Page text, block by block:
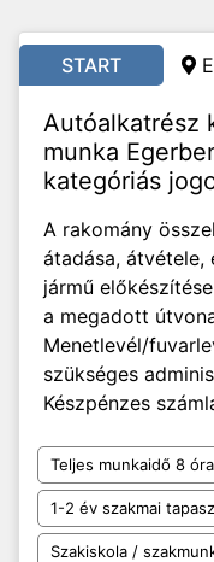
START
Autóalkatrész
munka
kategóriás
A rakomány
átadása, átvétele,
jármű
a megadott
Menetlevél/
szükséges
Készpénzes
Teljes munkaidő 8 óra
1-2 év szakmai
Szakiskola /